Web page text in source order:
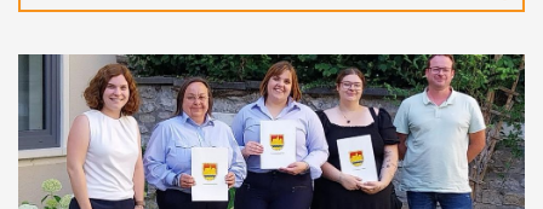
VERWALTUNG
GEMEINDEN
TOURISMUS & FREIZEIT